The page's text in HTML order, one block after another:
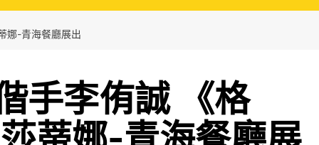
娜-青海餐廳展出
手李侑誠 《格